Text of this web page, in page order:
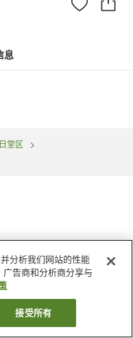
息
堂区
分析我们网站的性能
告商和分析商分享与
接受所有